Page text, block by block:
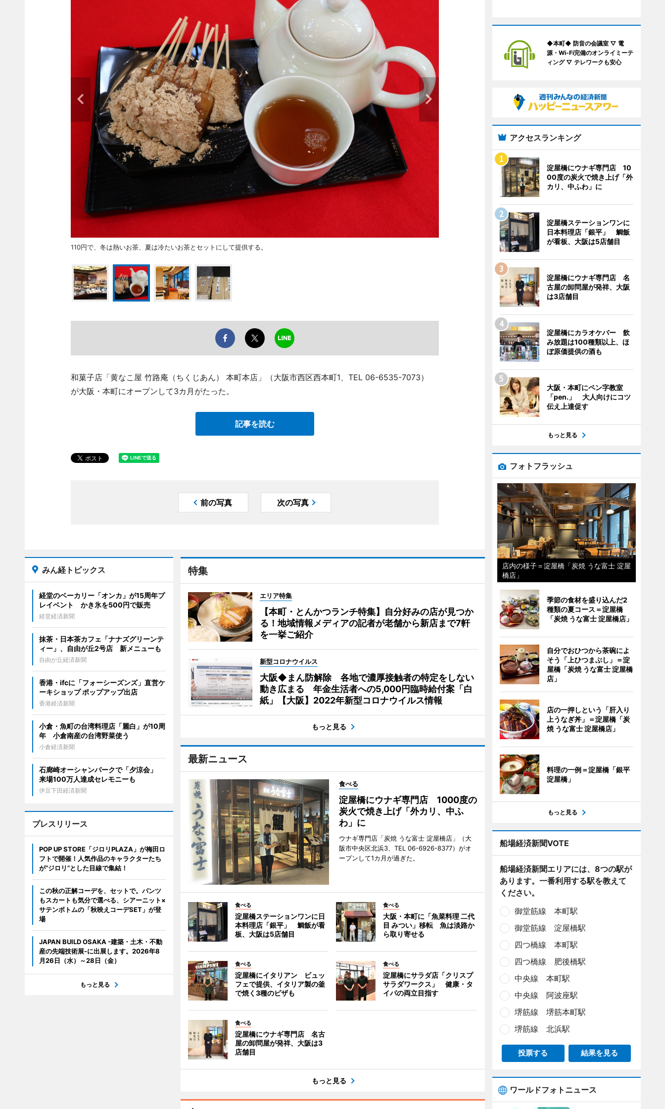
110円で、冬は熱いお茶、夏は冷たいお茶とセットにして提供する。
和菓子店「黄なこ屋 竹路庵（ちくじあん） 本町本店」（大阪市西区西本町1、TEL 06-6535-7073）
が大阪・本町にオープンして3カ月がたった。
記事を読む
前の写真 次の写真
特集
エリア特集
【本町・とんかつランチ特集】自分好みの店が見つか
る！地域情報メディアの記者が老舗から新店まで7軒
を一挙ご紹介
新型コロナウイルス
大阪◆まん防解除 各地で濃厚接触者の特定をしない
動き広まる 年金生活者への5,000円臨時給付案「白
紙」【大阪】2022年新型コロナウイルス情報
もっと見る
最新ニュース
食べる
淀屋橋にウナギ専門店 1000度の
炭火で焼き上げ「外カリ、中ふ
わ」に
ウナギ専門店「炭焼 うな富士 淀屋橋店」（大
阪市中央区北浜3、TEL 06-6926-8377）がオ
ープンして1カ月が過ぎた。
食べる
淀屋橋ステーションワンに日
本料理店「銀平」 鯛飯が看
板、大阪は5店舗目
食べる
大阪・本町に「魚菜料理 二代
目 みつい」移転 魚は淡路か
ら取り寄せる
食べる
淀屋橋にイタリアン ビュッ
フェで提供、イタリア製の釜
で焼く3種のピザも
食べる
淀屋橋にサラダ店「クリスプ
サラダワークス」 健康・タ
イパの両立目指す
食べる
淀屋橋にウナギ専門店 名古
屋の卸問屋が発祥、大阪は3
店舗目
もっと見る
みん経トピックス
経堂のベーカリー「オンカ」が15周年プ
レイベント かき氷を500円で販売
経堂経済新聞
抹茶・日本茶カフェ「ナナズグリーンテ
ィー」、自由が丘2号店 新メニューも
自由が丘経済新聞
香港・ifcに「フォーシーズンズ」直営ケ
ーキショップ ポップアップ出店
香港経済新聞
小倉・魚町の台湾料理店「麗白」が10周
年 小倉南産の台湾野菜使う
小倉経済新聞
石廊崎オーシャンパークで「夕涼会」
来場100万人達成セレモニーも
伊豆下田経済新聞
プレスリリース
POP UP STORE「ジロリPLAZA」が梅田ロ
フトで開催！人気作品のキャラクターたち
が“ジロリ”とした目線で集結！
この秋の正解コーデを、セットで。パンツ
もスカートも気分で選べる、シアーニット×
サテンボトムの「秋映えコーデSET」が登
場
JAPAN BUILD OSAKA -建築・土木・不動
産の先端技術展-に出展します。2026年8
月26日（水）～28日（金）
もっと見る
◆本町◆ 防音の会議室 ▽ 電
源・Wi-Fi完備のオンライミーテ
ィング ▽ テレワークも安心
アクセスランキング
淀屋橋にウナギ専門店 10
00度の炭火で焼き上げ「外
カリ、中ふわ」に
淀屋橋ステーションワンに
日本料理店「銀平」 鯛飯
が看板、大阪は5店舗目
淀屋橋にウナギ専門店 名
古屋の卸問屋が発祥、大阪
は3店舗目
淀屋橋にカラオケバー 飲
み放題は100種類以上、ほ
ぼ原価提供の酒も
大阪・本町にペン字教室
「pen.」 大人向けにコツ
伝え上達促す
もっと見る
フォトフラッシュ
店内の様子＝淀屋橋「炭焼 うな富士 淀屋
橋店」
季節の食材を盛り込んだ2
種類の夏コース＝淀屋橋
「炭焼 うな富士 淀屋橋店」
自分でおひつから茶碗によ
そう「上ひつまぶし」＝淀
屋橋「炭焼 うな富士 淀屋橋
店」
店の一押しという「肝入り
上うなぎ丼」＝淀屋橋「炭
焼 うな富士 淀屋橋店」
料理の一例＝淀屋橋「銀平
淀屋橋」
もっと見る
船場経済新聞VOTE
船場経済新聞エリアには、8つの駅が
あります。一番利用する駅を教えて
ください。
御堂筋線 本町駅
御堂筋線 淀屋橋駅
四つ橋線 本町駅
四つ橋線 肥後橋駅
中央線 本町駅
中央線 阿波座駅
堺筋線 堺筋本町駅
堺筋線 北浜駅
投票する 結果を見る
ワールドフォトニュース